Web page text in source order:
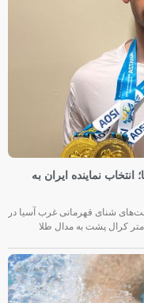
نماینده ایران به
شنای قهرمانی غرب آسیا در